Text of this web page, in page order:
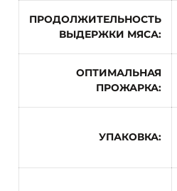
ПРОДОЛЖИТЕЛЬНОСТЬ
ВЫДЕРЖКИ МЯСА
ОПТИМАЛЬНАЯ
ПРОЖАРКА
УПАКОВКА